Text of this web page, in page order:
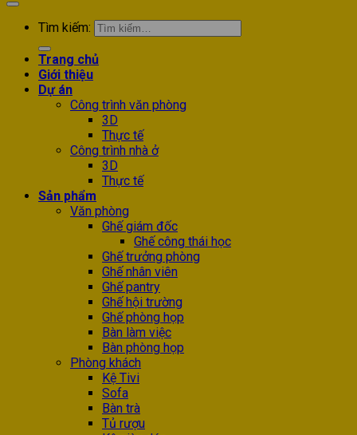
Tìm kiếm:
Trang chủ
Giới thiệu
Dự án
Công trình văn phòng
3D
Thực tế
Công trình nhà ở
3D
Thực tế
Sản phẩm
Văn phòng
Ghế giám đốc
Ghế công thái học
Ghế trưởng phòng
Ghế nhân viên
Ghế pantry
Ghế hội trường
Ghế phòng họp
Bàn làm việc
Bàn phòng họp
Phòng khách
Kệ Tivi
Sofa
Bàn trà
Tủ rượu